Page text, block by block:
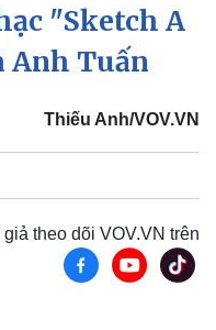
"Sketch A
Anh Tuấn
Thiếu Anh/VOV.VN
theo dõi VOV.VN trên